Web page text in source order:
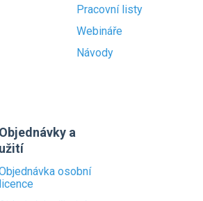
Pracovní listy
Webináře
Návody
Objednávky a
užití
osobní
licence